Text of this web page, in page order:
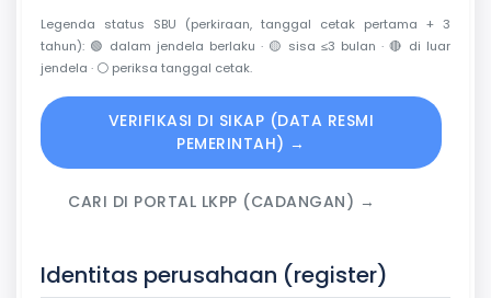
Legenda status SBU (perkiraan, tanggal cetak pertama + 3
tahun): 🟢 dalam jendela berlaku · 🟡 sisa ≤3 bulan · 🔴 di luar
jendela · ⚪ periksa tanggal cetak.
VERIFIKASI DI SIKAP (DATA RESMI
PEMERINTAH) →
CARI DI PORTAL LKPP (CADANGAN) →
Identitas perusahaan (register)